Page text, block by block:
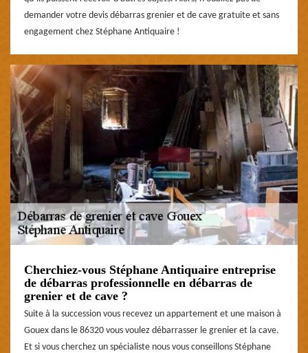
demander votre devis débarras grenier et de cave gratuite et sans
engagement chez Stéphane Antiquaire !
Cherchiez-vous Stéphane Antiquaire entreprise
de débarras professionnelle en débarras de
grenier et de cave ?
Suite à la succession vous recevez un appartement et une maison à
Gouex dans le 86320 vous voulez débarrasser le grenier et la cave.
Et si vous cherchez un spécialiste nous vous conseillons Stéphane